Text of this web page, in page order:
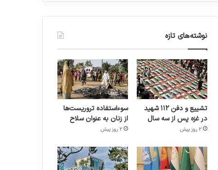
نوشته‌های تازه
تشییع و دفن ۱۱۲ شهید
در غزه پس از سه سال
2 روز پیش
سوءاستفاده تروریست‌ها
از زنان به عنوان سلاح
2 روز پیش